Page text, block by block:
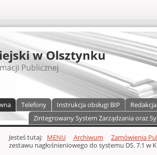
w Olsztynku
Publicznej
Telefony Instrukcja obsługi BIP Redakcja
Zintegrowany System Zarządzania oraz
kolumna)
Głównej zawartości
Jesteś tutaj: MENU Archiwum Zamówienia
zestawu nagłośnieniowego do systemu DS. 7.1 w